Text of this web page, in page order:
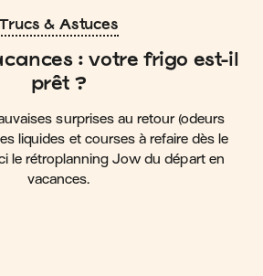
& Astuces
: votre frigo est-il
prêt ?
surprises au retour (odeurs
liquides et courses à refaire dès le
le rétroplanning Jow du départ en
vacances.